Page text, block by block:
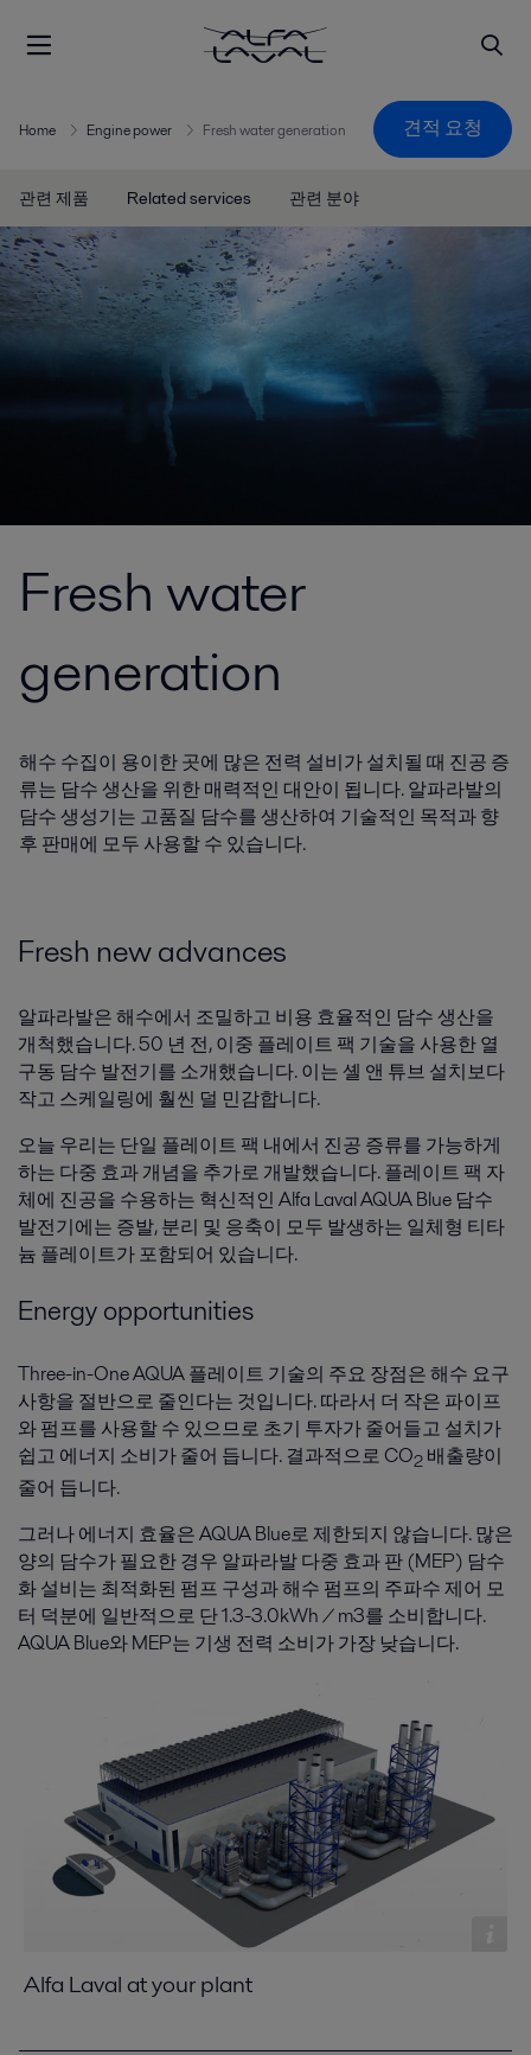
Home Engine power Fresh water generation 견적 요청
관련 제품 Related services 관련 분야
Fresh water
generation
해수 수집이 용이한 곳에 많은 전력 설비가 설치될 때 진공 증
류는 담수 생산을 위한 매력적인 대안이 됩니다. 알파라발의
담수 생성기는 고품질 담수를 생산하여 기술적인 목적과 향
후 판매에 모두 사용할 수 있습니다.
Fresh new advances
알파라발은 해수에서 조밀하고 비용 효율적인 담수 생산을
개척했습니다. 50 년 전, 이중 플레이트 팩 기술을 사용한 열
구동 담수 발전기를 소개했습니다. 이는 셸 앤 튜브 설치보다
작고 스케일링에 훨씬 덜 민감합니다.
오늘 우리는 단일 플레이트 팩 내에서 진공 증류를 가능하게
하는 다중 효과 개념을 추가로 개발했습니다. 플레이트 팩 자
체에 진공을 수용하는 혁신적인 Alfa Laval AQUA Blue 담수
발전기에는 증발, 분리 및 응축이 모두 발생하는 일체형 티타
늄 플레이트가 포함되어 있습니다.
Energy opportunities
Three-in-One AQUA 플레이트 기술의 주요 장점은 해수 요구
사항을 절반으로 줄인다는 것입니다. 따라서 더 작은 파이프
와 펌프를 사용할 수 있으므로 초기 투자가 줄어들고 설치가
쉽고 에너지 소비가 줄어 듭니다. 결과적으로 CO2 배출량이
줄어 듭니다.
그러나 에너지 효율은 AQUA Blue로 제한되지 않습니다. 많은
양의 담수가 필요한 경우 알파라발 다중 효과 판 (MEP) 담수
화 설비는 최적화된 펌프 구성과 해수 펌프의 주파수 제어 모
터 덕분에 일반적으로 단 1.3-3.0kWh / m3를 소비합니다.
AQUA Blue와 MEP는 기생 전력 소비가 가장 낮습니다.
Alfa Laval at your plant